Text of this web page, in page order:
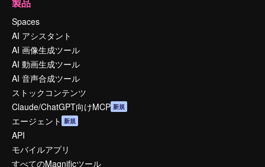
Spaces
AI アシスタント
AI 画像生成ツール
AI 動画生成ツール
AI 音声合成ツール
ストックコンテンツ
Claude/ChatGPT向けMCP 新規
エージェント 新規
API
モバイルアプリ
すべてのMagnificツール